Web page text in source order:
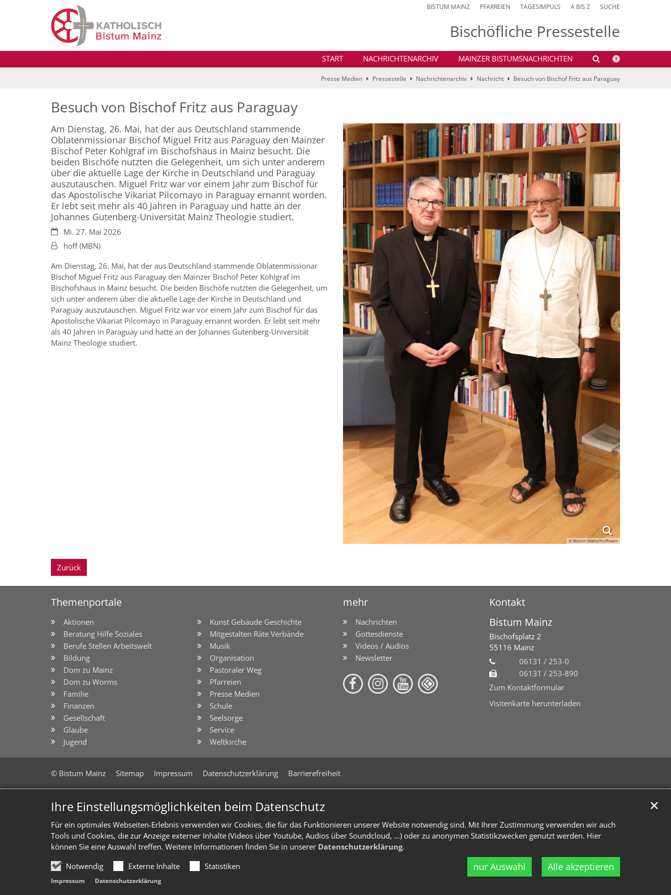
Ihre Einstellungsmöglichkeiten beim Datenschutz
Für ein optimales Webseiten-Erlebnis verwenden wir Cookies, die für das Funktionieren unserer Website notwendig sind. Mit Ihrer Zustimmung verwenden wir auch
Tools und Cookies, die zur Anzeige externer Inhalte (Videos über Youtube, Audios über Soundcloud, ...) oder zu anonymen Statistikzwecken genutzt werden. Hier
können Sie eine Auswahl treffen. Weitere Informationen finden Sie in unserer Datenschutzerklärung.
Notwendig
Externe Inhalte Statistiken nur Auswahl Alle akzeptieren
✕
Impressum Datenschutzerklärung
BISTUM MAINZ PFARREIEN TAGESIMPULS A BIS Z SUCHE
Bischöfliche Pressestelle
START NACHRICHTENARCHIV MAINZER BISTUMSNACHRICHTEN
Presse Medien Pressestelle Nachrichtenarchiv Nachricht Besuch von Bischof Fritz aus Paraguay
Besuch von Bischof Fritz aus Paraguay
© Bistum Mainz/Hoffmann
Am Dienstag, 26. Mai, hat der aus Deutschland stammende
Oblatenmissionar Bischof Miguel Fritz aus Paraguay den Mainzer
Bischof Peter Kohlgraf im Bischofshaus in Mainz besucht. Die
beiden Bischöfe nutzten die Gelegenheit, um sich unter anderem
über die aktuelle Lage der Kirche in Deutschland und Paraguay
auszutauschen. Miguel Fritz war vor einem Jahr zum Bischof für
das Apostolische Vikariat Pilcomayo in Paraguay ernannt worden.
Er lebt seit mehr als 40 Jahren in Paraguay und hatte an der
Johannes Gutenberg-Universität Mainz Theologie studiert.
Datum:Mi. 27. Mai 2026
Von:hoff (MBN)
Am Dienstag, 26. Mai, hat der aus Deutschland stammende Oblatenmissionar
Bischof Miguel Fritz aus Paraguay den Mainzer Bischof Peter Kohlgraf im
Bischofshaus in Mainz besucht. Die beiden Bischöfe nutzten die Gelegenheit, um
sich unter anderem über die aktuelle Lage der Kirche in Deutschland und
Paraguay auszutauschen. Miguel Fritz war vor einem Jahr zum Bischof für das
Apostolische Vikariat Pilcomayo in Paraguay ernannt worden. Er lebt seit mehr
als 40 Jahren in Paraguay und hatte an der Johannes Gutenberg-Universität
Mainz Theologie studiert.
Zurück
Themenportale mehr Kontakt
Aktionen
Beratung Hilfe Soziales
Berufe Stellen Arbeitswelt
Bildung
Dom zu Mainz
Dom zu Worms
Familie
Finanzen
Gesellschaft
Glaube
Jugend
Kunst Gebäude Geschichte
Mitgestalten Räte Verbände
Musik
Organisation
Pastoraler Weg
Pfarreien
Presse Medien
Schule
Seelsorge
Service
Weltkirche
Nachrichten
Gottesdienste
Videos / Audios
Newsletter
Bistum Mainz
Bischofsplatz 2
55116 Mainz
06131 / 253-0
06131 / 253-890
Zum Kontaktformular
Visitenkarte herunterladen
© Bistum Mainz Sitemap Impressum Datenschutzerklärung Barrierefreiheit